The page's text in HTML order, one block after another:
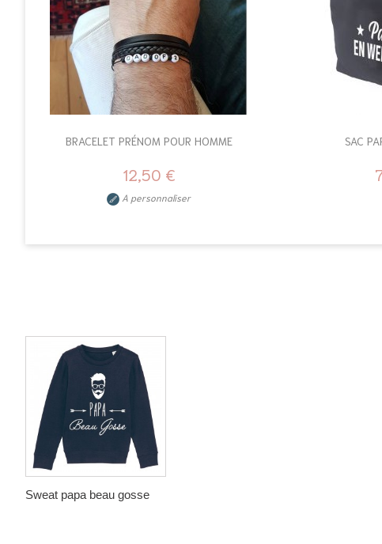
BRACELET PRÉNOM POUR HOMME
12,50 €
A personnaliser
SAC
Sweat papa beau gosse